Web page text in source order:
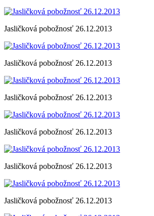
Jasličková pobožnosť 26.12.2013
Jasličková pobožnosť 26.12.2013
Jasličková pobožnosť 26.12.2013
Jasličková pobožnosť 26.12.2013
Jasličková pobožnosť 26.12.2013
Jasličková pobožnosť 26.12.2013